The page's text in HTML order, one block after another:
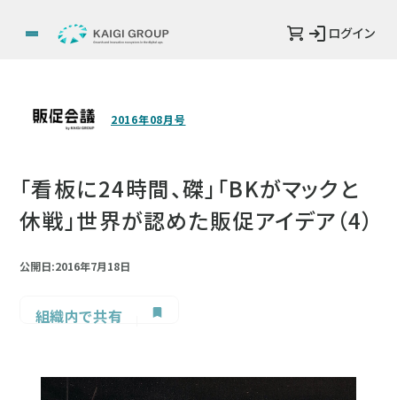
ログイン
2016年08月号
「看板に24時間、磔」「BKがマックと
休戦」世界が認めた販促アイデア（4）
公開日:2016年7月18日
組織内で共有